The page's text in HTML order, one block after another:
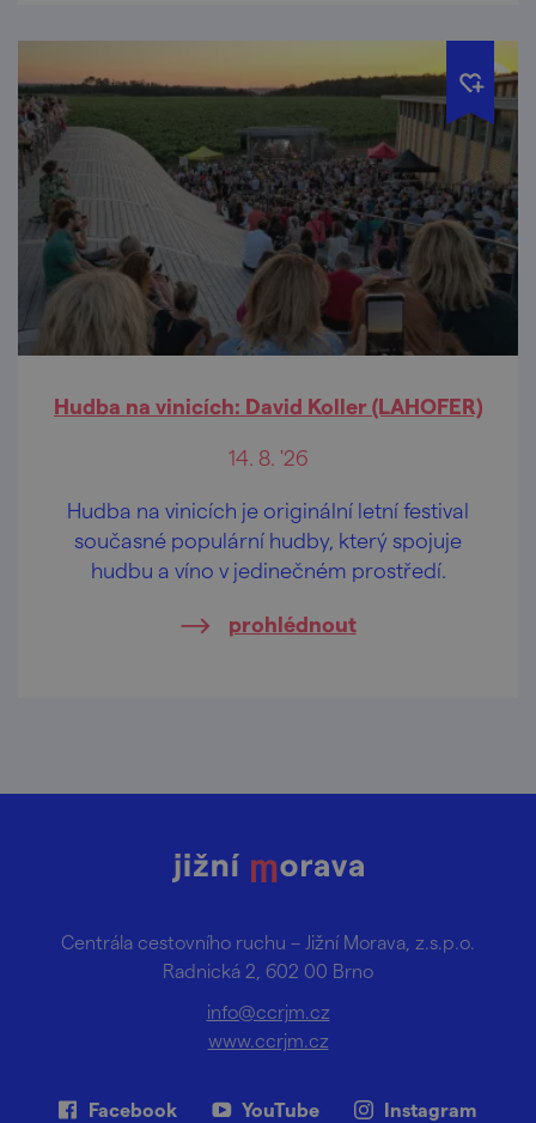
Hudba na vinicích: David Koller (LAHOFER)
14. 8. '26
Hudba na vinicích je originální letní festival
současné populární hudby, který spojuje
hudbu a víno v jedinečném prostředí.
prohlédnout
Centrála cestovního ruchu – Jižní Morava, z.s.p.o.
Radnická 2, 602 00 Brno
info@ccrjm.cz
www.ccrjm.cz
Facebook YouTube Instagram